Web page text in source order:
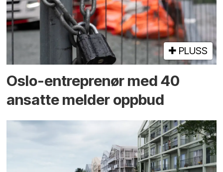
PLUSS
Oslo-entreprenør med 40
ansatte melder oppbud